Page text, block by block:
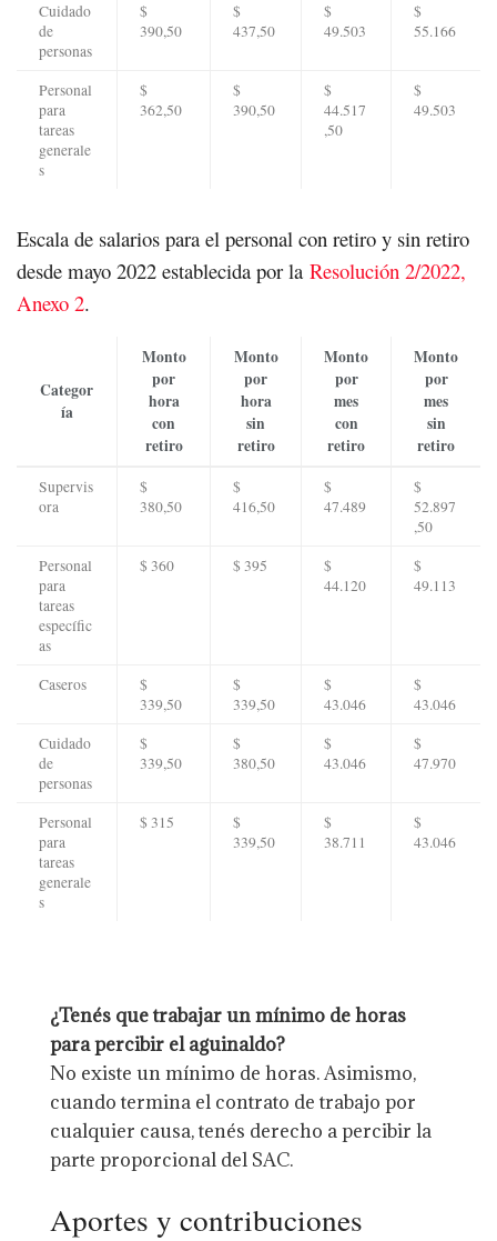
Cuidado
de
personas
$
390,50
$
437,50
$
49.503
$
55.166
Personal
para
tareas
generale
s
$
362,50
$
390,50
$
44.517
,50
$
49.503
Escala de salarios para el personal con retiro y sin retiro
desde mayo 2022 establecida por la Resolución 2/2022,
Anexo 2.
Categor
ía
Monto
por
hora
con
retiro
Monto
por
hora
sin
retiro
Monto
por
mes
con
retiro
Monto
por
mes
sin
retiro
Supervis
ora
$
380,50
$
416,50
$
47.489
$
52.897
,50
Personal
para
tareas
específic
as
$ 360 $ 395
$
44.120
$
49.113
Caseros
$
339,50
$
339,50
$
43.046
$
43.046
Cuidado
de
personas
$
339,50
$
380,50
$
43.046
$
47.970
Personal
para
tareas
generale
s
$ 315
$
339,50
$
38.711
$
43.046
¿Tenés que trabajar un mínimo de horas
para percibir el aguinaldo?
No existe un mínimo de horas. Asimismo,
cuando termina el contrato de trabajo por
cualquier causa, tenés derecho a percibir la
parte proporcional del SAC.
Aportes y contribuciones